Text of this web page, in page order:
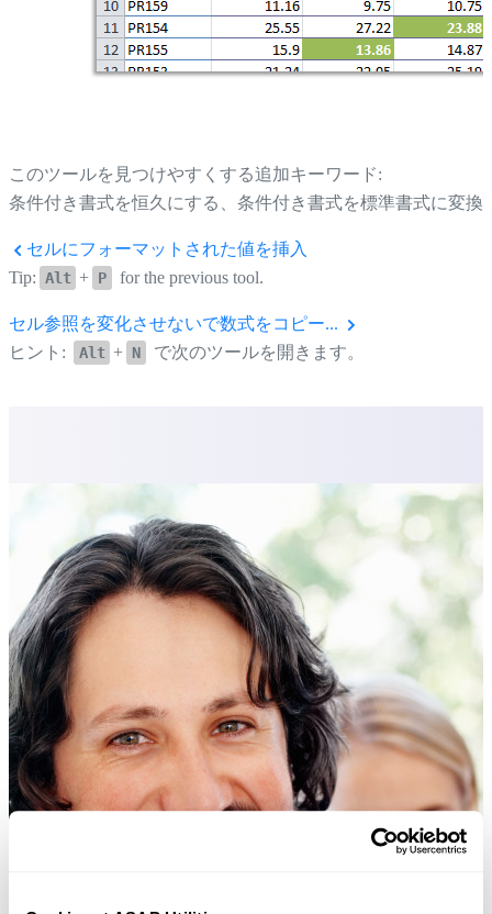
このツールを見つけやすくする追加キーワード:
条件付き書式を恒久にする、条件付き書式を標準書式に変換
セルにフォーマットされた値を挿入
Tip: Alt + P for the previous tool.
セル参照を変化させないで数式をコピー...
ヒント:
Alt + N で次のツールを開きます。